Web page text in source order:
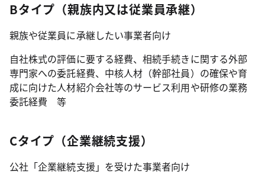
Bタイプ（親族内又は従業員承継）
親族や従業員に承継したい事業者向け
自社株式の評価に要する経費、相続手続きに関する外部
専門家への委託経費、中核人材（幹部社員）の確保や育
成に向けた人材紹介会社等のサービス利用や研修の業務
委託経費 等
Cタイプ（企業継続支援）
公社「企業継続支援」を受けた事業者向け